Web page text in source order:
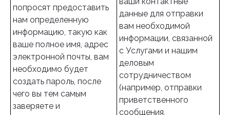
попросят предоставить
нам определенную
информацию, такую как
ваше полное имя, адрес
электронной почты, вам
необходимо будет
создать пароль, после
чего вы тем самым
заверяете и
данные для отправки
вам необходимой
информации, связанной
с Услугами и нашим
деловым
сотрудничеством
(например, отправки
приветственного
сообщения,